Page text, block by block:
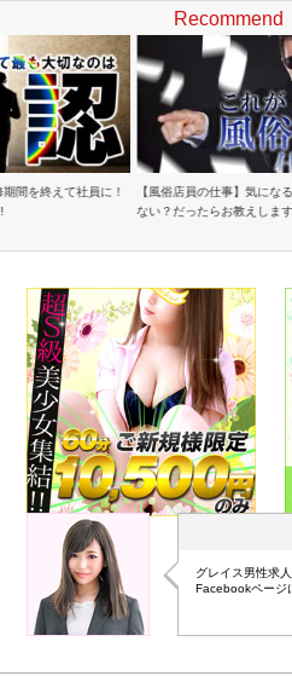
間を終えて社員に！
【風俗店員の仕事】気にな
ない？だったらお教えします
Recommend
グレイス男性求
Facebookページ